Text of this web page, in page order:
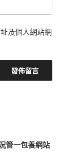
及個人網站網
管一包養網站